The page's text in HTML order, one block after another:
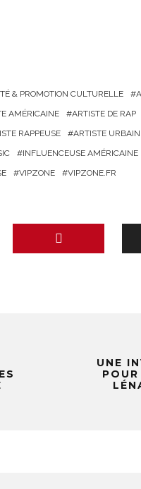
& PROMOTION CULTURELLE
AMÉRICAINE ARTISTE DE RAP
RAPPEUSE ARTISTE
INFLUENCEUSE AMÉRICAINE
VIPZONE VIPZONE.FR
UNE